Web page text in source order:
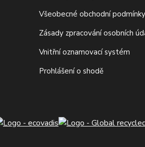
Všeobecné obchodní podmínky
Zásady zpracování osobních
Vnitřní oznamovací systém
Prohlášení o shodě